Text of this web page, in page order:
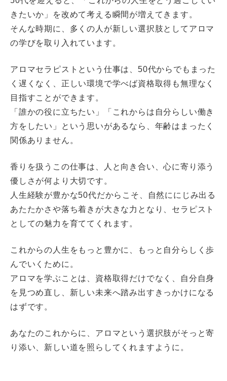
きたいか」を改めて考える瞬間が増えてきます。
そんな時期に、多くの人が新しい選択肢としてアロマ
の学びを取り入れています。
アロマセラピストという仕事は、50代からでもまった
く遅くなく、正しい環境で学べば資格取得も無理なく
目指すことができます。
「誰かの役に立ちたい」「これからは自分らしい働き
方をしたい」という思いがあるなら、年齢はまったく
関係ありません。
香りを扱うこの仕事は、人と向き合い、心に寄り添う
優しさが何より大切です。
人生経験が豊かな50代だからこそ、自然ににじみ出る
あたたかさや落ち着きが大きな力となり、セラピスト
としての魅力を育ててくれます。
これからの人生をもっと豊かに、もっと自分らしく歩
んでいくために。
アロマを学ぶことは、資格取得だけでなく、自分自身
を見つめ直し、新しい未来へ踏み出すきっかけになる
はずです。
あなたのこれからに、アロマという選択肢がそっと寄
り添い、新しい道を照らしてくれますように。